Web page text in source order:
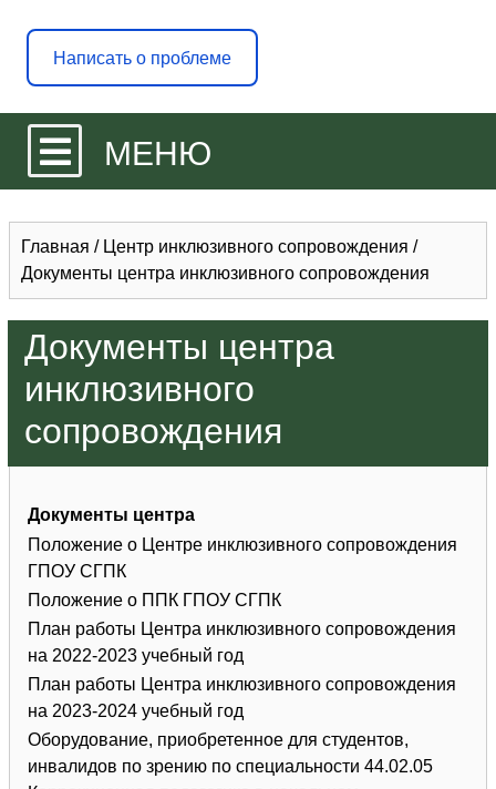
Написать о проблеме
МЕНЮ
Главная / Центр инклюзивного сопровождения /
Документы центра инклюзивного сопровождения
Документы центра
инклюзивного
сопровождения
Документы центра
Положение о Центре инклюзивного сопровождения
ГПОУ СГПК
Положение о ППК ГПОУ СГПК
План работы Центра инклюзивного сопровождения
на 2022-2023 учебный год
План работы Центра инклюзивного сопровождения
на 2023-2024 учебный год
Оборудование, приобретенное для студентов,
инвалидов по зрению по специальности 44.02.05